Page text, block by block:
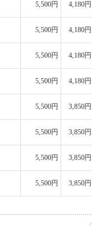
5,500円 4,180円
5,500円 4,180円
5,500円 4,180円
5,500円 4,180円
5,500円 3,850円
5,500円 3,850円
5,500円 3,850円
5,500円 3,850円